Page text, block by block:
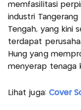
memfasilitasi
industri Tangerang
Tengah, yang kini
terdapat
Hung yang
menyerap tenaga
Lihat juga: Cover